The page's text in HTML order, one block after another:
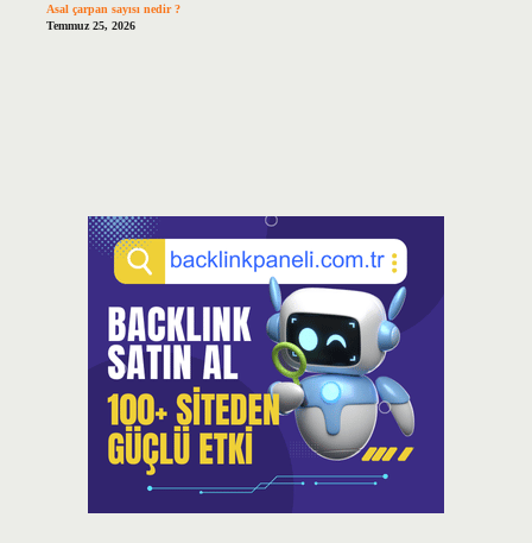
Asal çarpan sayısı nedir ?
Temmuz 25, 2026